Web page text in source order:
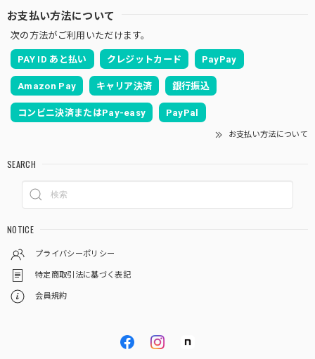
お支払い方法について
次の方法がご利用いただけます。
PAY ID あと払い クレジットカード PayPay
Amazon Pay キャリア決済 銀行振込
コンビニ決済またはPay-easy PayPal
お支払い方法について
SEARCH
NOTICE
プライバシーポリシー
特定商取引法に基づく表記
会員規約